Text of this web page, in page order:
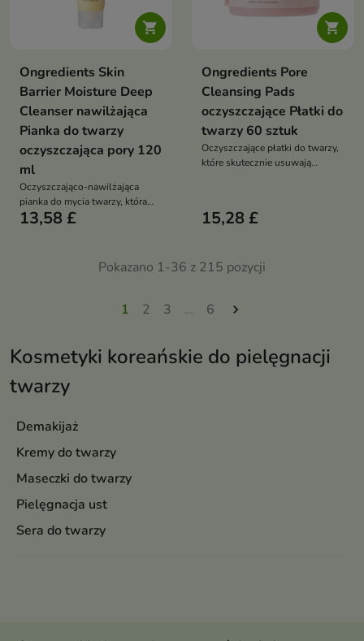
Kosmetyki koreańskie do pielęgnacji
twarzy
Demakijaż
Kremy do twarzy
Maseczki do twarzy
Pielęgnacja ust
Sera do twarzy

Ongredients Skin
Barrier Moisture Deep
Cleanser nawilżająca
Pianka do twarzy
oczyszczająca pory 120
ml
Oczyszczająco-nawilżająca
pianka do mycia twarzy, która
skutecznie usuwa
skóry, pozostawiając ją miękką i
13,58 £

Ongredients Pore
Cleansing Pads
oczyszczające Płatki do
twarzy 60 sztuk
Oczyszczające płatki do twarzy,
które skutecznie usuwają
15,28 £
Pokazano 1-36 z 215 pozycji
1 2 3 … 6 